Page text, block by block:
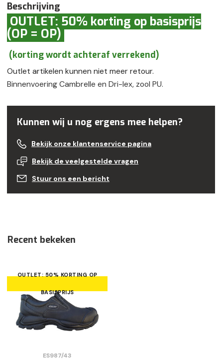
Beschrijving
OUTLET: 50% korting op basisprijs
(OP = OP)
(korting wordt achteraf verrekend)
Outlet artikelen kunnen niet meer retour.
Binnenvoering Cambrelle en Dri-lex, zool PU.
Kunnen wij u nog ergens mee helpen?
Bekijk onze klantenservice pagina
Bekijk de veelgestelde vragen
Stuur ons een bericht
Recent bekeken
OUTLET: 50% KORTING OP
BASISPRIJS
ES987/43